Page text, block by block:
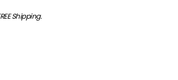
Shipping.